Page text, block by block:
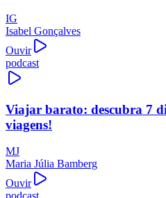
IG
Isabel Gonçalves
Ouvir
podcast
Viajar barato: descubra 7
viagens!
MJ
Maria Júlia Bamberg
Ouvir